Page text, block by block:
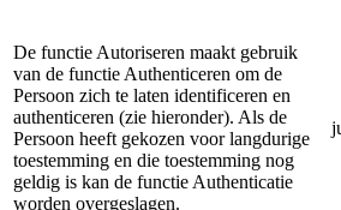
De functie Autoriseren maakt gebruik
van de functie Authenticeren om de
Persoon zich te laten identificeren en
authenticeren (zie hieronder). Als de
Persoon heeft gekozen voor langdurige
toestemming en die toestemming nog
geldig is kan de functie Authenticatie
worden overgeslagen.